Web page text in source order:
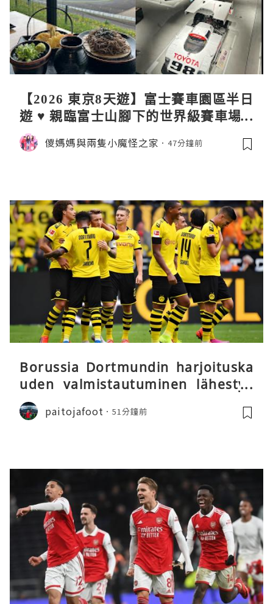
【2026 東京8天遊】富士賽車園區半日
遊 ♥ 親臨富士山腳下的世界級賽車場 F
uji SpeedWay。參觀富士賽車博物
館。到觀景餐廳邊觀賞賽車邊嘆午餐
儍媽媽與兩隻小魔怪之家 47分鐘前
Borussia Dortmundin harjoituska
uden valmistautuminen lähestyy
päätöstään
paitojafoot 51分鐘前